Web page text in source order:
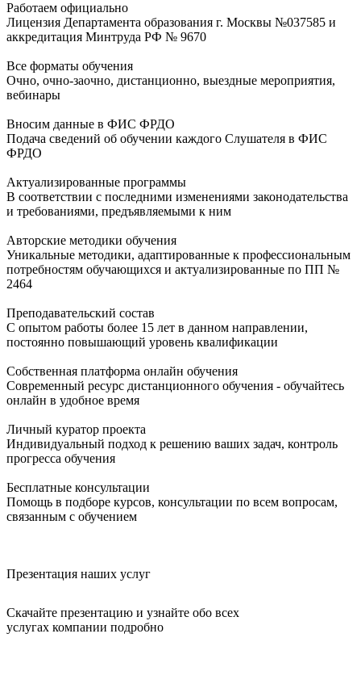
Работаем официально
Лицензия Департамента образования г. Москвы №037585 и
аккредитация Минтруда РФ № 9670
Все форматы обучения
Очно, очно-заочно, дистанционно, выездные мероприятия,
вебинары
Вносим данные в ФИС ФРДО
Подача сведений об обучении каждого Слушателя в ФИС
ФРДО
Актуализированные программы
В соответствии с последними изменениями законодательства
и требованиями, предъявляемыми к ним
Авторские методики обучения
Уникальные методики, адаптированные к профессиональным
потребностям обучающихся и актуализированные по ПП №
2464
Преподавательский состав
С опытом работы более 15 лет в данном направлении,
постоянно повышающий уровень квалификации
Собственная платформа онлайн обучения
Современный ресурс дистанционного обучения - обучайтесь
онлайн в удобное время
Личный куратор проекта
Индивидуальный подход к решению ваших задач, контроль
прогресса обучения
Бесплатные консультации
Помощь в подборе курсов, консультации по всем вопросам,
связанным с обучением
Презентация наших услуг
Скачайте презентацию и узнайте обо всех
услугах компании подробно